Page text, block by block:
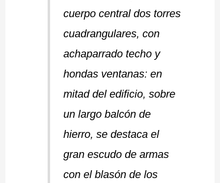
cuerpo central dos torres
cuadrangulares, con
achaparrado techo y
hondas ventanas: en
mitad del edificio, sobre
un largo balcón de
hierro, se destaca el
gran escudo de armas
con el blasón de los